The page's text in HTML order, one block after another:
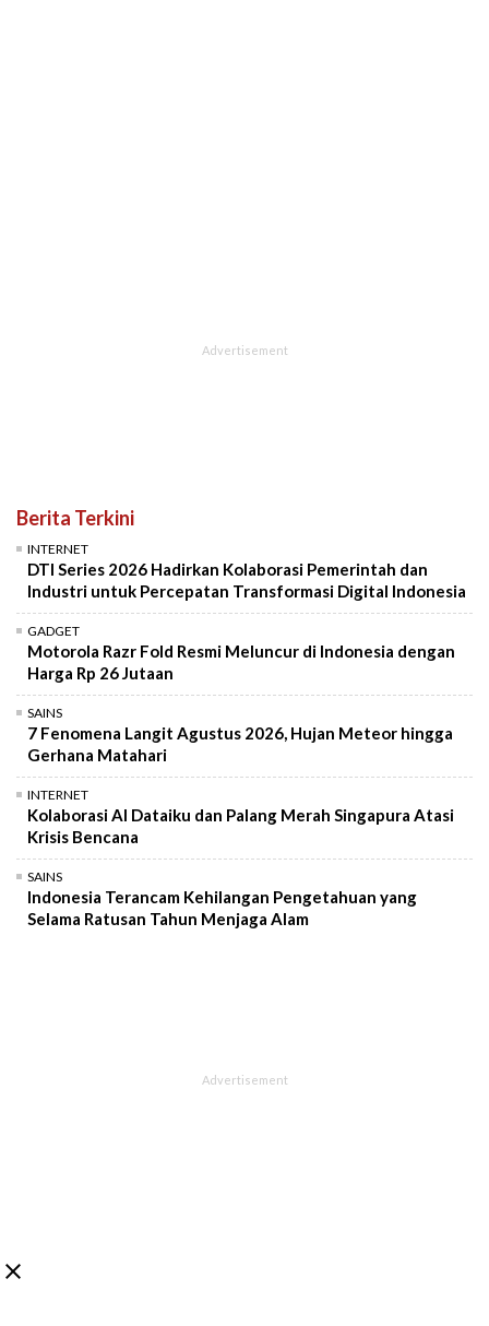
Berita Terkini
INTERNET
DTI Series 2026 Hadirkan Kolaborasi Pemerintah dan
Industri untuk Percepatan Transformasi Digital Indonesia
GADGET
Motorola Razr Fold Resmi Meluncur di Indonesia dengan
Harga Rp 26 Jutaan
SAINS
7 Fenomena Langit Agustus 2026, Hujan Meteor hingga
Gerhana Matahari
INTERNET
Kolaborasi AI Dataiku dan Palang Merah Singapura Atasi
Krisis Bencana
SAINS
Indonesia Terancam Kehilangan Pengetahuan yang
Selama Ratusan Tahun Menjaga Alam
